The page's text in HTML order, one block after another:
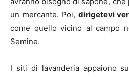
un mercante. Poi, dirigetevi
come quello vicino al campo
Semine.
I siti di lavanderia appaiono